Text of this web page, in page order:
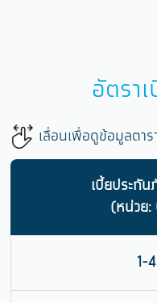
อัตรา
เลื่อนเพื่อดูข้อมูลตาร
เบี้ยประกัน
(หน่วย
1-